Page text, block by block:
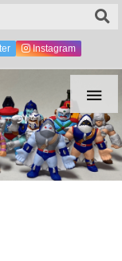

Instagram
つに